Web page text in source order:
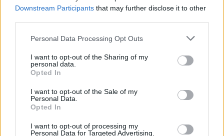
Downstream Participants that may further disclose it to other
Personal Data Processing Opt Outs
I want to opt-out of the Sharing of my
personal data.
Opted In
I want to opt-out of the Sale of my
Personal Data.
Opted In
I want to opt-out of processing my
Personal Data for Targeted Advertising.
Anno di Fondazione:1905